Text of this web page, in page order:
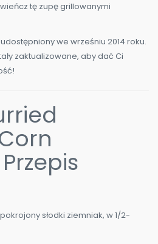
tę zupę grillowanymi
we wrześniu 2014 roku.
zaktualizowane, aby dać Ci
słodki ziemniak, w 1/2-